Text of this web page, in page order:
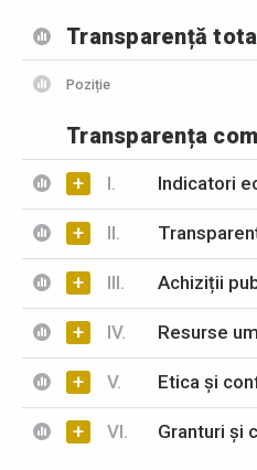
Transparență
Poziție
Transparența
+ I. Indicatori
+ II.
+ III. Achiziții
+ IV. Resurse
+ V. Etica și
+ VI. Granturi și